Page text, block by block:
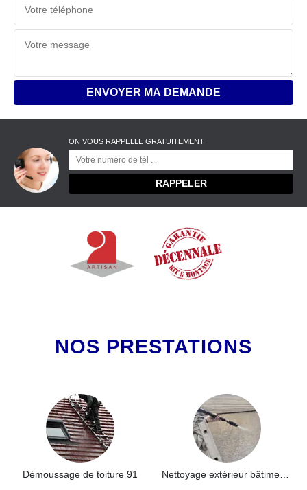
ON VOUS RAPPELLE GRATUITEMENT
NOS PRESTATIONS
Démoussage de toiture 91